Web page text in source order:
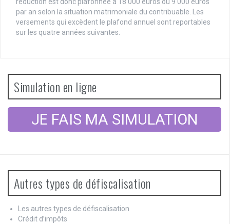
par an selon la situation matrimoniale du contribuable. Les
versements qui excèdent le plafond annuel sont reportables
sur les quatre années suivantes.
Simulation en ligne
JE FAIS MA SIMULATION
Autres types de défiscalisation
Les autres types de défiscalisation
Crédit d’impôts